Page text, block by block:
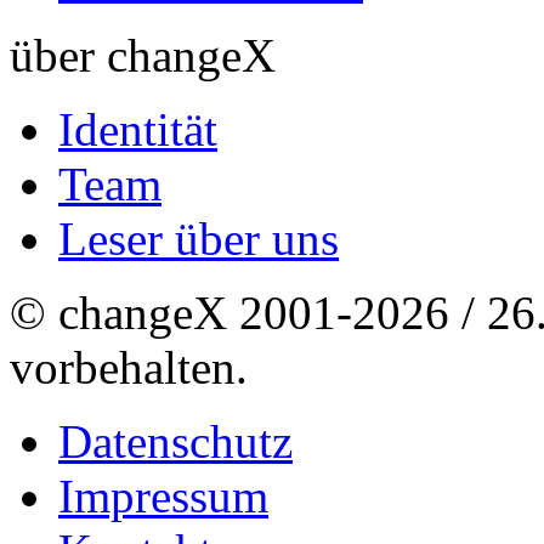
über changeX
Identität
Team
Leser über uns
© changeX 2001-2026 /
vorbehalten.
Datenschutz
Impressum